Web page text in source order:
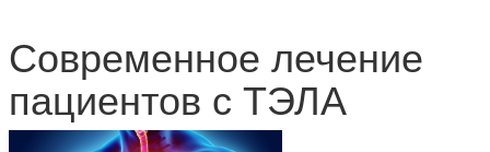
Современное лечение
пациентов с ТЭЛА